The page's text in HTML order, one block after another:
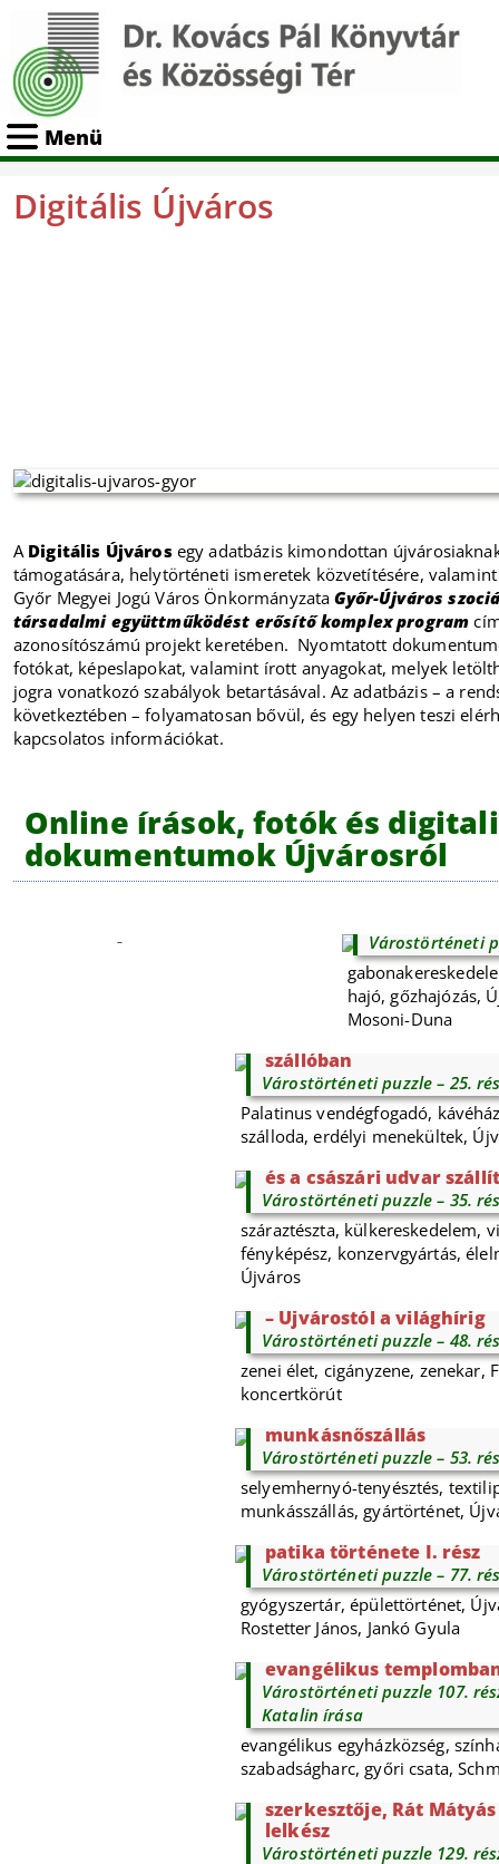
Menü
Digitális Újváros
ADigitális Újváros egy adatbázis kimondottan
támogatására, helytörténeti ismeretek közvetítésére,
Győr Megyei Jogú Város ÖnkormányzataGyőr-Újváros
társadalmi együttműködést erősítő komplex program
azonosítószámú projekt keretében. Nyomtatott
fotókat, képeslapokat, valamint írott anyagokat, melyek
jogra vonatkozó szabályok betartásával. Az adatbázis – a
következtében – folyamatosan bővül, és egy helyen teszi
kapcsolatos információkat.
Online írások, fotók és
dokumentumok Újvárosról
Várostörténeti
hajó, gőzhajózás,
Mosoni-Duna
szállóban
Várostörténeti puzzle – 25.
Palatinus vendégfogadó,
szálloda, erdélyi menekültek,
és a császári udvar
Várostörténeti puzzle – 35.
száraztészta, külkereskedelem,
fényképész, konzervgyártás,
Újváros
– Újvárostól a világhírig
Várostörténeti puzzle – 48.
zenei élet, cigányzene, zenekar,
koncertkörút
munkásnőszállás
Várostörténeti puzzle – 53.
selyemhernyó-tenyésztés,
munkásszállás, gyártörténet,
patika története I. rész
Várostörténeti puzzle – 77.
gyógyszertár, épülettörténet,
Rostetter János, Jankó Gyula
evangélikus
Várostörténeti puzzle 107.
Katalin írása
evangélikus egyházközség,
szabadságharc, győri csata,
szerkesztője, Rát
lelkész
Várostörténeti puzzle 129.